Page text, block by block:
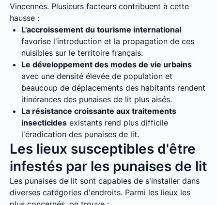
Vincennes. Plusieurs facteurs contribuent à cette
hausse :
L'accroissement du tourisme international
favorise l'introduction et la propagation de ces
nuisibles sur le territoire français.
Le développement des modes de vie urbains
avec une densité élevée de population et
beaucoup de déplacements des habitants rendent
itinérances des punaises de lit plus aisés.
La résistance croissante aux traitements
insecticides existants rend plus difficile
l'éradication des punaises de lit.
Les lieux susceptibles d'être
infestés par les punaises de lit
Les punaises de lit sont capables de s'installer dans
diverses catégories d'endroits. Parmi les lieux les